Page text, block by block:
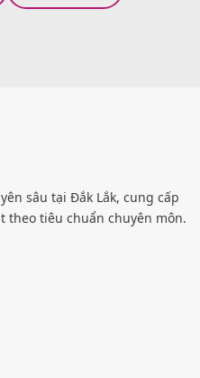
sâu tại Đắk Lắk, cung cấp
tiêu chuẩn chuyên môn.